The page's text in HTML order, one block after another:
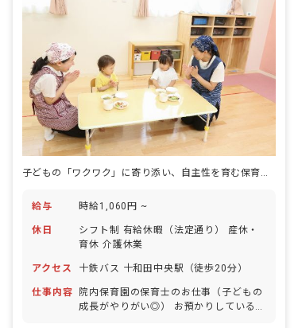
子どもの「ワクワク」に寄り添い、自主性を育む保育士になろう
給与 時給1,060円 ~
休日
シフト制 有給休暇（法定通り） 産休・
育休 介護休業
アクセス 十鉄バス 十和田中央駅（徒歩20分）
仕事内容
院内保育園の保育士のお仕事（子どもの
成長がやりがい◎） お預かりしている子